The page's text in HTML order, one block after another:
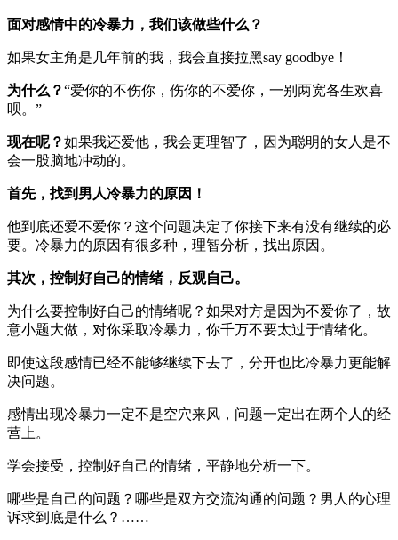
面对感情中的冷暴力，我们该做些什么？
如果女主角是几年前的我，我会直接拉黑say goodbye！
为什么？“爱你的不伤你，伤你的不爱你，一别两宽各生欢喜
呗。”
现在呢？如果我还爱他，我会更理智了，因为聪明的女人是不
会一股脑地冲动的。
首先，找到男人冷暴力的原因！
他到底还爱不爱你？这个问题决定了你接下来有没有继续的必
要。冷暴力的原因有很多种，理智分析，找出原因。
其次，控制好自己的情绪，反观自己。
为什么要控制好自己的情绪呢？如果对方是因为不爱你了，故
意小题大做，对你采取冷暴力，你千万不要太过于情绪化。
即使这段感情已经不能够继续下去了，分开也比冷暴力更能解
决问题。
感情出现冷暴力一定不是空穴来风，问题一定出在两个人的经
营上。
学会接受，控制好自己的情绪，平静地分析一下。
哪些是自己的问题？哪些是双方交流沟通的问题？男人的心理
诉求到底是什么？……